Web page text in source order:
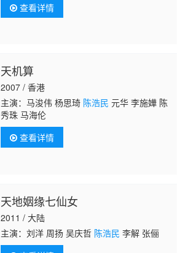
查看详情
天机算
2007 / 香港
主演：马浚伟 杨思琦 陈浩民 元华 李施嬅 陈
秀珠 马海伦
查看详情
天地姻缘七仙女
2011 / 大陆
主演：刘洋 周扬 吴庆哲 陈浩民 李解 张俪